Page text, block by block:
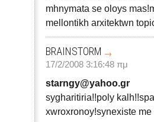
mhnymata se oloys
mellontikh arxitektwn
BRAINSTORM
17/2/2008 3:16:48 πμ
starngy@yahoo.gr
sygharitiria!!poly
xwroxronoy!synexiste